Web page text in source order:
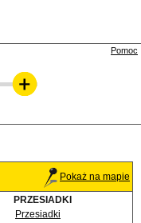
Pomoc
Pokaż na mapie
PRZESIADKI
Przesiadki